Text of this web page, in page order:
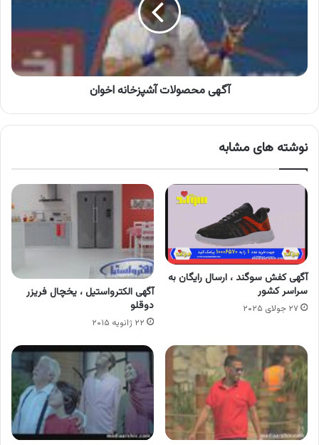
آگهی محصولات آشپزخانه اخوان
نوشته های مشابه
آگهی کفش سوگند ، ارسال رایگان به
سراسر کشور
۲۷ جولای ۲۰۲۵
آگهی الکترواستیل ، یخچال فریزر
دوقلو
۲۲ ژانویه ۲۰۱۵